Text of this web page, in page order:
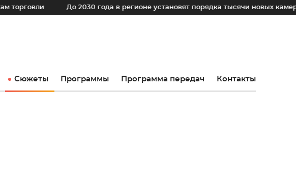
До 2030 года в регионе установят порядка тысячи новых камер
Сюжеты Программы Программа передач Контакты